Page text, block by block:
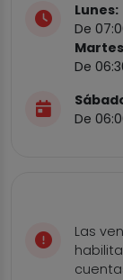
Lunes:
De
De
De
Las